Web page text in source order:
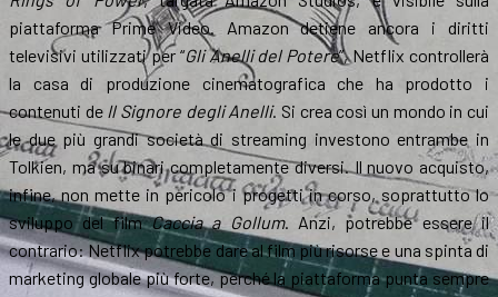
piattaforma Prime Video. Amazon detiene ancora i diritti
televisivi utilizzati per “Gli Anelli del Potere”, Netflix controllerà
la casa di produzione cinematografica che ha prodotto i
contenuti de Il Signore degli Anelli. Si crea così un mondo in cui
le due più grandi società di streaming investono entrambe in
Tolkien, ma su binari completamente diversi.Il nuovo acquisto,
infine, non mette in pericolo i progetti in corso, soprattutto lo
sviluppo del filmCaccia a Gollum. Anzi, potrebbe essere il
contrario: Netflix potrebbe dare al film più risorse e una spinta di
marketing globale più forte, perché la piattaforma punta sempre